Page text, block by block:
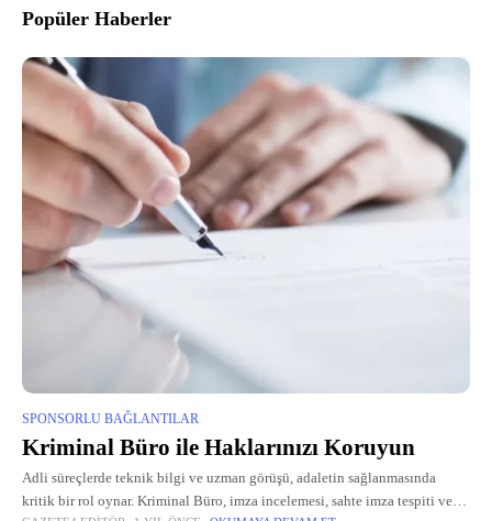
Popüler Haberler
SPONSORLU BAĞLANTILAR
Kriminal Büro ile Haklarınızı Koruyun
Adli süreçlerde teknik bilgi ve uzman görüşü, adaletin sağlanmasında
kritik bir rol oynar. Kriminal Büro, imza incelemesi, sahte imza tespiti ve